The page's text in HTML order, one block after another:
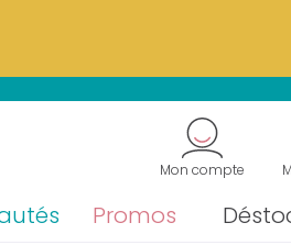
Mon compte
Promos